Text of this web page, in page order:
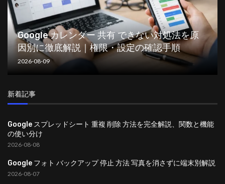
Google カレンダー 共有 できない対処法を原
因別に徹底解説｜権限・設定の確認手順
2026-08-09
新着記事
Google スプレッドシート 重複 削除 方法を完全解説、関数と機能
の使い分け
2026-08-08
Google フォト バックアップ 停止 方法 写真を消さずに端末別解説
2026-08-07